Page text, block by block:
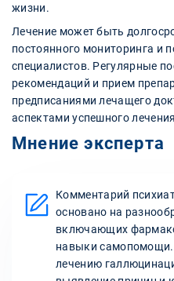
жизни.
Лечение может быть
постоянного мониторинга и
специалистов. Регулярные
рекомендаций и прием
предписаниями лечащего
аспектами успешного
Мнение эксперта
Комментарий
основано на
включающих
навыки
лечению